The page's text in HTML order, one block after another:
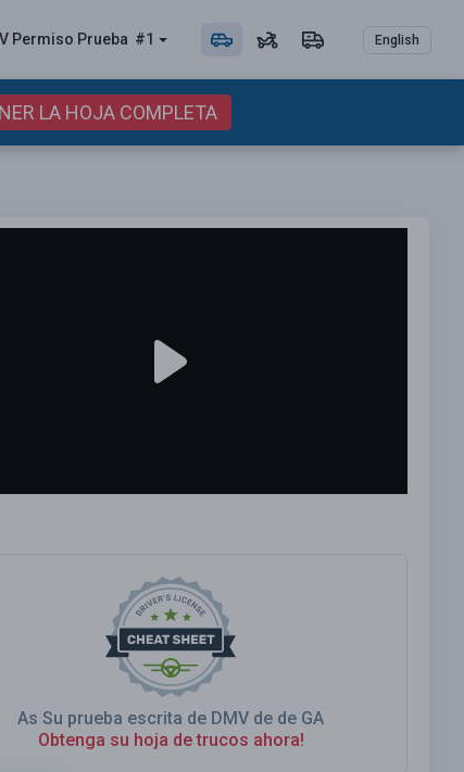
Permiso Prueba #1 English
LA HOJA COMPLETA
As Su prueba escrita de DMV de de GA
Obtenga su hoja de trucos ahora!